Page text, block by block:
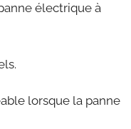
électrique à
lorsque la panne